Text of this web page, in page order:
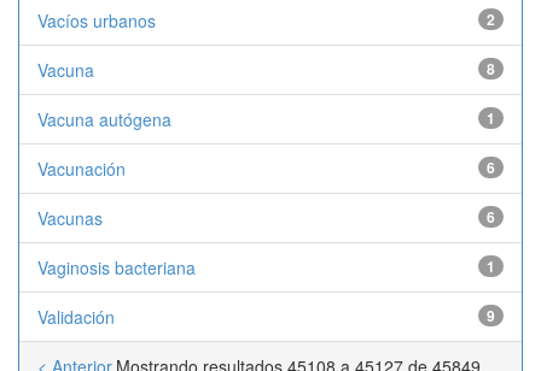
Vacíos urbanos 2
Vacuna 8
Vacuna autógena 1
Vacunación 6
Vacunas 6
Vaginosis bacteriana 1
Validación 9
Mostrando resultados 45108 a 45127 de 45849
< Anterior